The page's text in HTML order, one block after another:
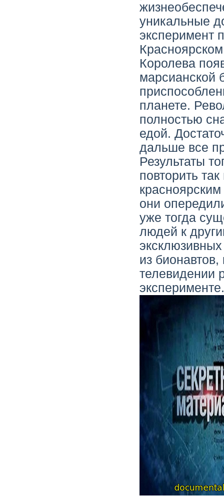
уникальные
эксперимент
Королева
марсианской
планете.
полностью
едой.
дальше все
Результаты
повторить
они
уже тогда
людей к
из
телевидении
эксперименте.